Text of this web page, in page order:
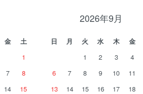
金
土
1
7
8
14
15
2026年9月
日 月 火 水 木 金
1
2 3 4
6
7 8 9 10 11
13
14 15 16 17 18